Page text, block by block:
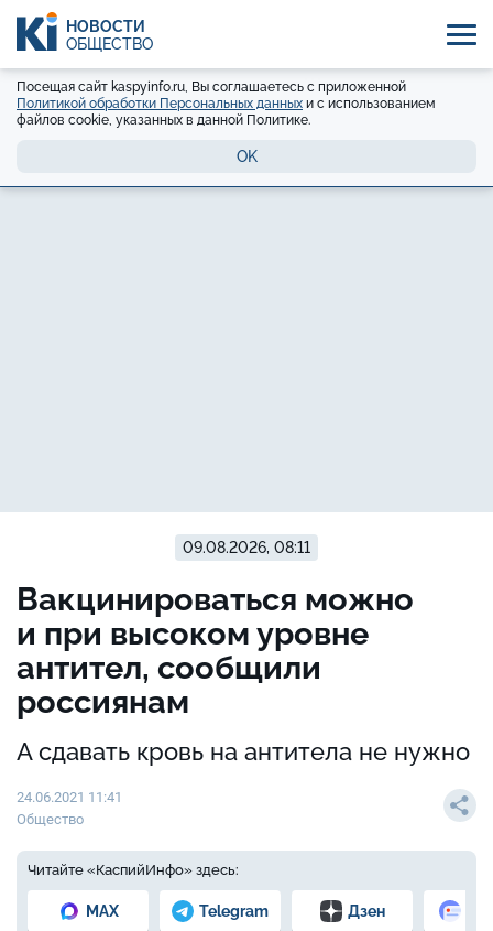
НОВОСТИ
ОБЩЕСТВО
Посещая сайт kaspyinfo.ru, Вы соглашаетесь с приложенной
Политикой обработки Персональных данных и с использованием
файлов cookie, указанных в данной Политике.
OK
09.08.2026, 08:11
Вакцинироваться можно
и при высоком уровне
антител, сообщили
россиянам
А сдавать кровь на антитела не нужно
24.06.2021 11:41
Общество
Читайте «КаспийИнфо» здесь:
MAX Telegram Дзен